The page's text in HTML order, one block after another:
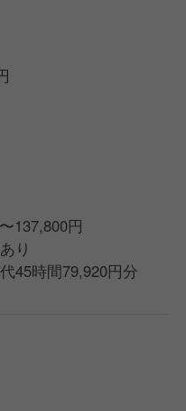
137,800円
り
45時間79,920円分